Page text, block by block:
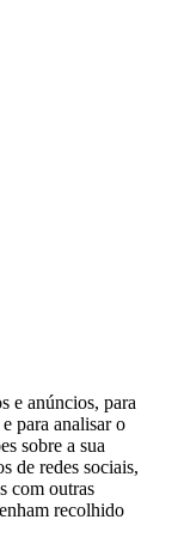
e anúncios, para
para analisar o
sobre a sua
de redes sociais,
com outras
recolhido